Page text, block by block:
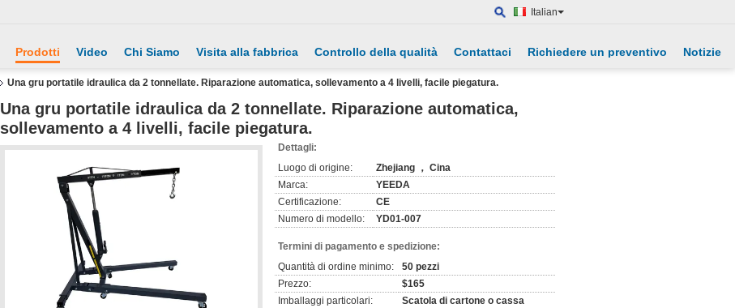
Italian
Prodotti Video Chi Siamo Visita alla fabbrica Controllo della qualità Contattaci Richiedere un preventivo Notizie
Una gru portatile idraulica da 2 tonnellate. Riparazione automatica, sollevamento a 4 livelli, facile piegatura.
Una gru portatile idraulica da 2 tonnellate. Riparazione automatica,
sollevamento a 4 livelli, facile piegatura.
Dettagli:
Luogo di origine:
Zhejiang ， Cina
Marca:
YEEDA
Certificazione:
CE
Numero di modello:
YD01-007
Termini di pagamento e spedizione:
Quantità di ordine minimo:
50 pezzi
Prezzo:
$165
Imballaggi particolari:
Scatola di cartone o cassa